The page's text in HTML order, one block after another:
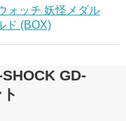
ォッチ 妖怪メダル
ド (BOX)
GD-